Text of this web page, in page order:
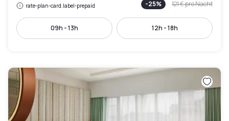
rate-plan-card.label-prepaid
-25% 121 €pro Nacht
09h - 13h 12h - 18h